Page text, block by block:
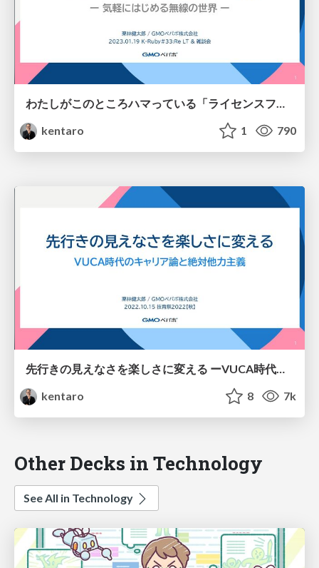
わたしがこのところハマっている「ライセンスフリー無線」のご紹介 / An Invitation to License-Free Radio
kentaro
1 790
先行きの見えなさを楽しさに変える ーVUCA時代のキャリア論と絶対他力主義ー / How to develop your career in the VUCA era
kentaro
8 7k
Other Decks in Technology
See All in Technology